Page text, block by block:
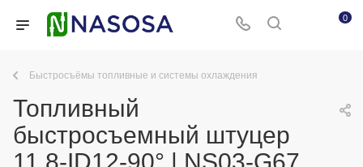
0
Быстросъёмы топливные и системы охлаждения
Топливный
быстросъемный штуцер